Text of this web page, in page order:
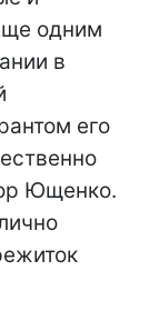
одним
в
его
Ющенко.